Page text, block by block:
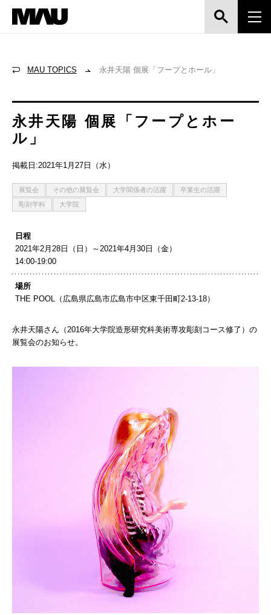
MAU TOPICS 永井天陽 個展「フープとホール」
永井天陽 個展「フープとホー
ル」
掲載日:2021年1月27日（水）
展覧会 その他の展覧会 大学関係者の活躍
卒業生の活躍
彫刻学科
大学院
日程
2021年2月28日（日）～2021年4月30日（金）
14:00-19:00
場所
THE POOL（広島県広島市広島市中区東千田町2-13-18）
永井天陽さん（2016年大学院造形研究科美術専攻彫刻コース修了）の
展覧会のお知らせ。